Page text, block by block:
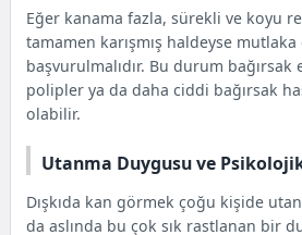
Eğer kanama fazla, sürekli ve koyu
tamamen karışmış haldeyse
başvurulmalıdır. Bu durum bağırsak
polipler ya da daha ciddi bağırsak
olabilir.
Utanma Duygusu ve
Dışkıda kan görmek çoğu kişide
da aslında bu çok sık rastlanan bir